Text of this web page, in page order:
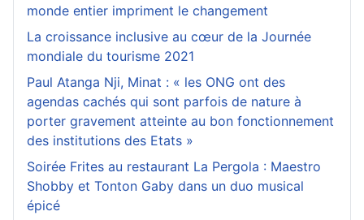
monde entier impriment le changement
La croissance inclusive au cœur de la Journée
mondiale du tourisme 2021
Paul Atanga Nji, Minat : « les ONG ont des
agendas cachés qui sont parfois de nature à
porter gravement atteinte au bon fonctionnement
des institutions des Etats »
Soirée Frites au restaurant La Pergola : Maestro
Shobby et Tonton Gaby dans un duo musical
épicé